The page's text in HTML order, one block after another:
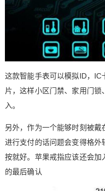
这款智能手表可以模拟ID，
片，这样小区门禁、家用门
入。
另外，作为一个能够时刻被
进行支付的话问题会变得格
按就好。苹果戒指应该还会
的最后确认